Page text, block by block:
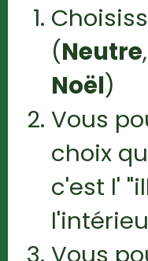
(Neutre,
Noël)
Vous
choix
c'est l'
Vous